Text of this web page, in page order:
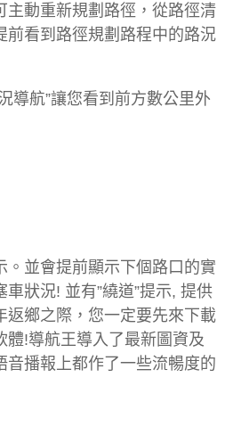
主動重新規劃路徑，從路徑清
前看到路徑規劃路程中的路況
導航”讓您看到前方數公里外
。並會提前顯示下個路口的實
狀況! 並有”繞道”提示, 提供
返鄉之際，您一定要先來下載
體!導航王導入了最新圖資及
音播報上都作了一些流暢度的